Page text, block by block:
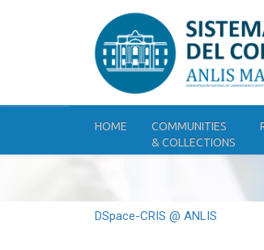
HOME
COMMUNITIES
& COLLECTIONS
DSpace-CRIS @ ANLIS